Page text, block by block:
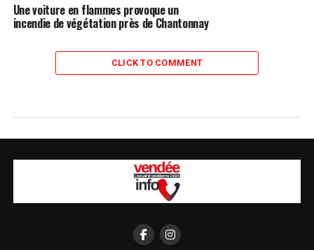
Une voiture en flammes provoque un
incendie de végétation près de Chantonnay
CLICK TO COMMENT